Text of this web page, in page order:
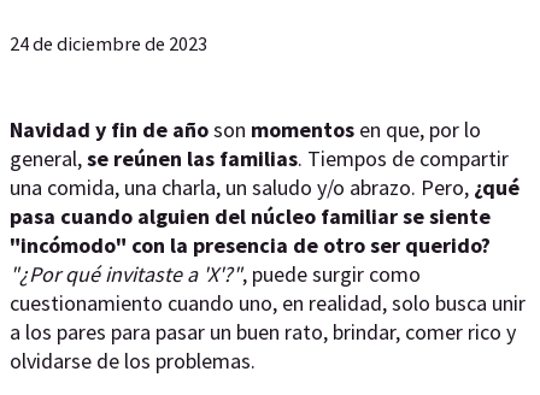
24 de diciembre de 2023
Navidad y fin de añoson momentos en que, por lo
general,se reúnen las familias. Tiempos de compartir
una comida, una charla, un saludo y/o abrazo. Pero, ¿qué
pasa cuando alguien del núcleo familiar se siente
"incómodo" con la presencia de otro ser querido?
"¿Por qué invitaste a 'X'?", puede surgir como
cuestionamiento cuando uno, en realidad, solo busca unir
a los pares para pasar un buen rato, brindar, comer rico y
olvidarse de los problemas.